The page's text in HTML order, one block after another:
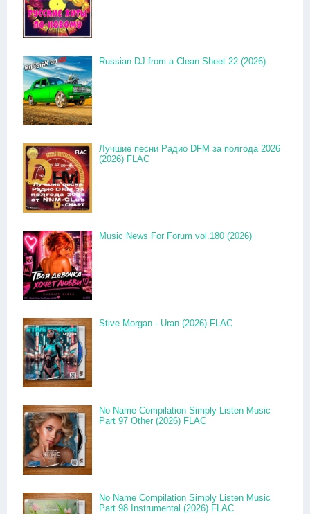
Russian DJ from a Clean Sheet 22 (2026)
Лучшие песни Радио DFM за полгода 2026
(2026) FLAC
Music News For Forum vol.180 (2026)
Stive Morgan - Uran (2026) FLAC
No Name Compilation Simply Listen Music
Part 97 Other (2026) FLAC
No Name Compilation Simply Listen Music
Part 98 Instrumental (2026) FLAC